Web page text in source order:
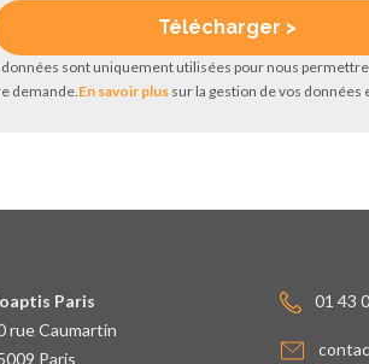
données sont uniquement utilisées pour nous
demande.En savoir plussur la gestion de vos données
Paris
rue Caumartin
Paris
01 43